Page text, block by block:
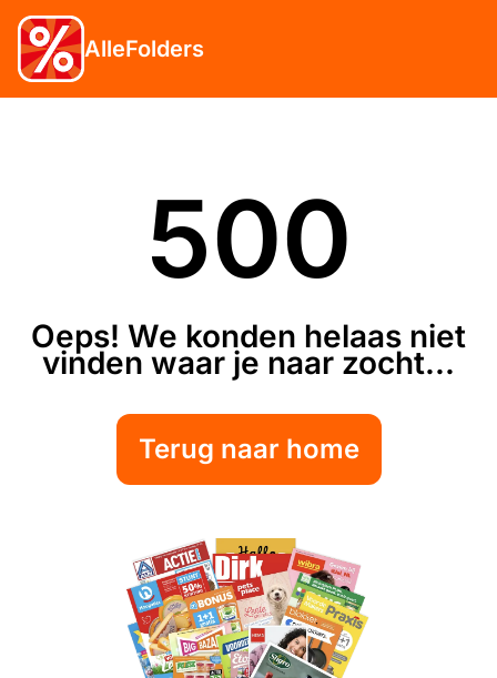
AlleFolders
500
Oeps! We konden helaas niet
vinden waar je naar zocht...
Terug naar home